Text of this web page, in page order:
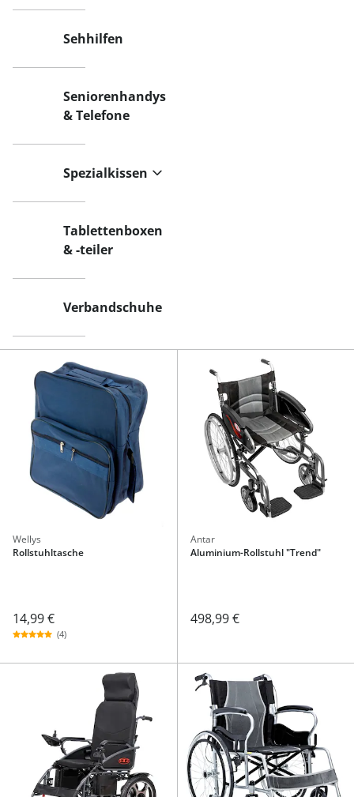
Sehhilfen
Seniorenhandys
& Telefone
Spezialkissen
Tablettenboxen
& -teiler
Verbandschuhe
Wellys
Rollstuhltasche
14,99 €
(4)
Antar
Aluminium-Rollstuhl "Trend"
498,99 €